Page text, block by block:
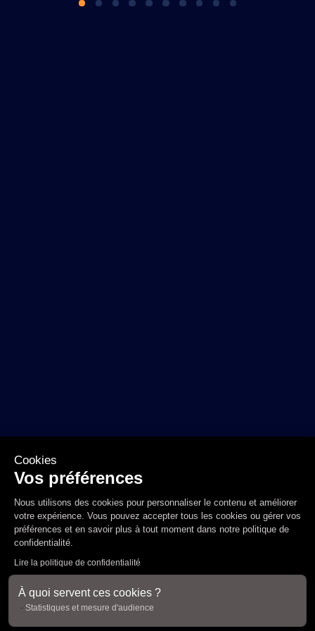
Cookies
Vos préférences
Nous utilisons des cookies pour personnaliser le contenu et améliorer
votre expérience. Vous pouvez accepter tous les cookies ou gérer vos
préférences et en savoir plus à tout moment dans notre politique de
confidentialité.
Lire la politique de confidentialité
À quoi servent ces cookies ?
Statistiques et mesure d'audience